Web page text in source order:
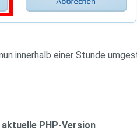
innerhalb einer Stunde
PHP-Version